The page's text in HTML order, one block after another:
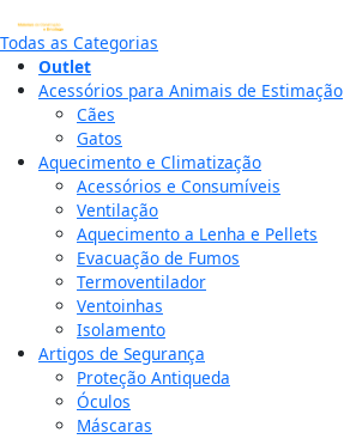
Todas as Categorias
Outlet
Acessórios para Animais de Estimação
Cães
Gatos
Aquecimento e Climatização
Acessórios e Consumíveis
Ventilação
Aquecimento a Lenha e Pellets
Evacuação de Fumos
Termoventilador
Ventoinhas
Isolamento
Artigos de Segurança
Proteção Antiqueda
Óculos
Máscaras